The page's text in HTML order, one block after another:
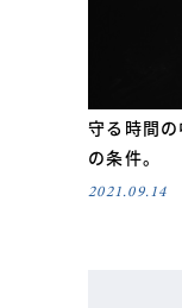
守る時間
の条件。
2021.09.14